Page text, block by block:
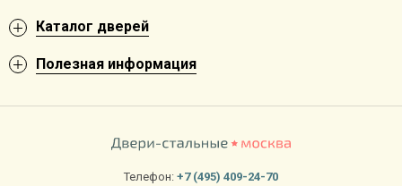
Каталог дверей
Полезная информация
Телефон: +7 (495) 409-24-70